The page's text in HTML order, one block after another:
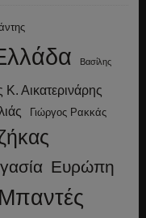
Βασίλης
Κ. Αικατερινάρης
Γιώργος Ρακκάς
Ευρώπη